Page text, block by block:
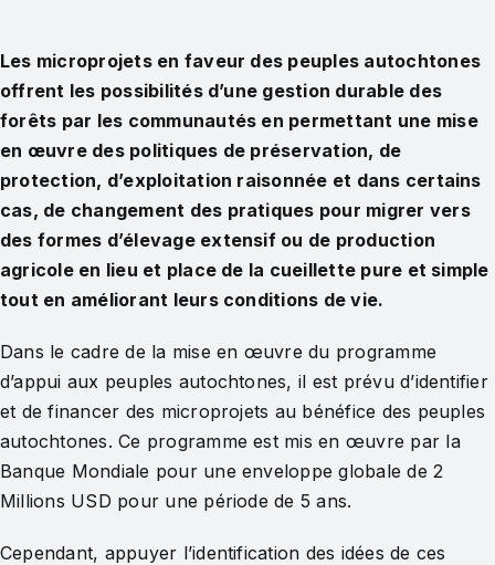
Les microprojets en faveur des peuples autochtones
offrent les possibilités d’une gestion durable des
forêts par les communautés en permettant une mise
en œuvre des politiques de préservation, de
protection, d’exploitation raisonnée et dans certains
cas, de changement des pratiques pour migrer vers
des formes d’élevage extensif ou de production
agricole en lieu et place de la cueillette pure et simple
tout en améliorant leurs conditions de vie.
Dans le cadre de la mise en œuvre du programme
d’appui aux peuples autochtones, il est prévu d’identifier
et de financer des microprojets au bénéfice des peuples
autochtones. Ce programme est mis en œuvre par la
Banque Mondiale pour une enveloppe globale de 2
Millions USD pour une période de 5 ans.
Cependant, appuyer l’identification des idées de ces